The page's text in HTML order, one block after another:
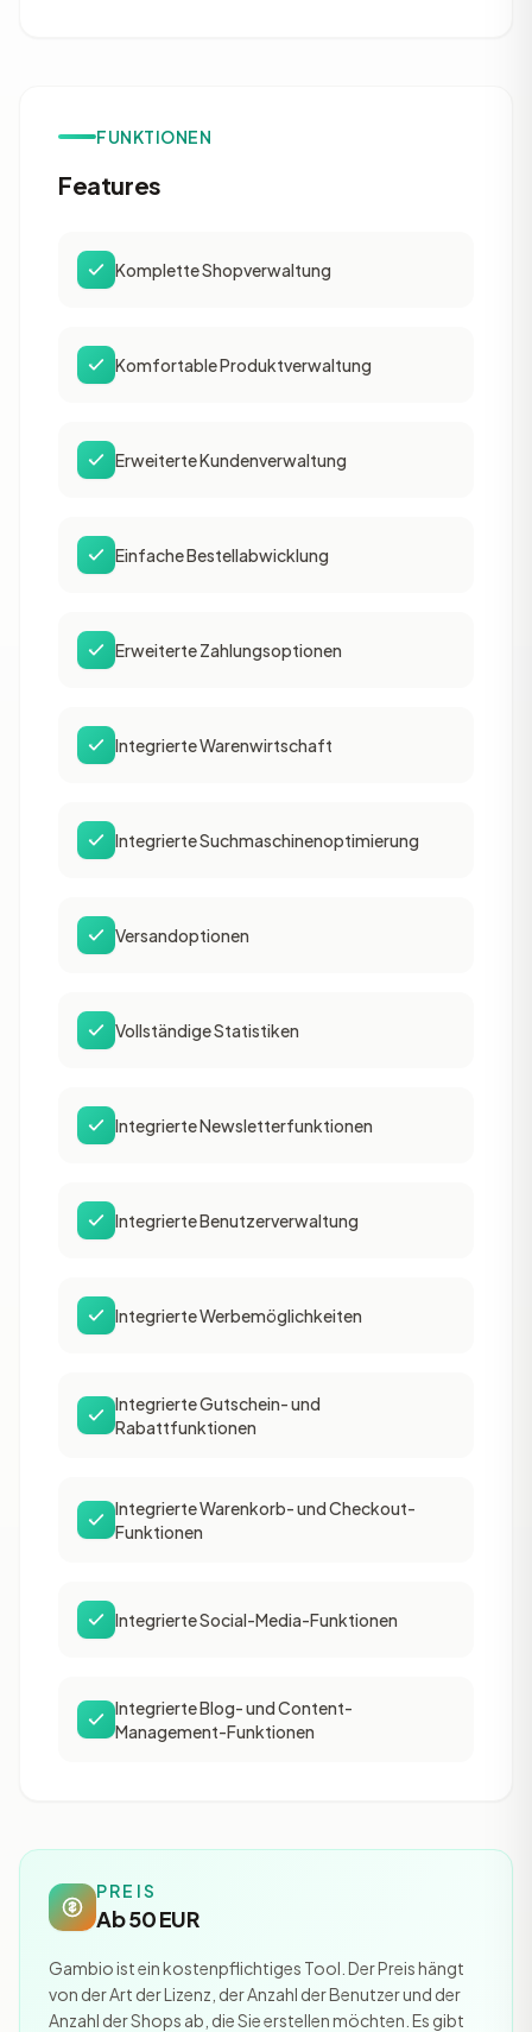
FUNKTIONEN
Features
Komplette Shopverwaltung
Komfortable Produktverwaltung
Erweiterte Kundenverwaltung
Einfache Bestellabwicklung
Erweiterte Zahlungsoptionen
Integrierte Warenwirtschaft
Integrierte Suchmaschinenoptimierung
Versandoptionen
Vollständige Statistiken
Integrierte Newsletterfunktionen
Integrierte Benutzerverwaltung
Integrierte Werbemöglichkeiten
Integrierte Gutschein- und
Rabattfunktionen
Integrierte Warenkorb- und Checkout-
Funktionen
Integrierte Social-Media-Funktionen
Integrierte Blog- und Content-
Management-Funktionen
PREIS
Ab 50 EUR
Gambio ist ein kostenpflichtiges Tool. Der Preis hängt
von der Art der Lizenz, der Anzahl der Benutzer und der
Anzahl der Shops ab, die Sie erstellen möchten. Es gibt